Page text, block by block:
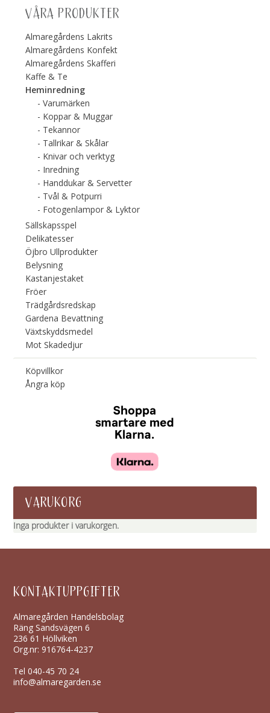
VÅRA PRODUKTER
Almaregårdens Lakrits
Almaregårdens Konfekt
Almaregårdens Skafferi
Kaffe & Te
Heminredning
Varumärken
Koppar & Muggar
Tekannor
Tallrikar & Skålar
Knivar och verktyg
Inredning
Handdukar & Servetter
Tvål & Potpurri
Fotogenlampor & Lyktor
Sällskapsspel
Delikatesser
Öjbro Ullprodukter
Belysning
Kastanjestaket
Fröer
Trädgårdsredskap
Gardena Bevattning
Växtskyddsmedel
Mot Skadedjur
Köpvillkor
Ångra köp
VARUKORG
Inga produkter i varukorgen.
KONTAKTUPPGIFTER
Almaregården Handelsbolag
Räng Sandsvägen 6
236 61 Höllviken
Org.nr: 916764-4237
Tel040-45 70 24
info@almaregarden.se